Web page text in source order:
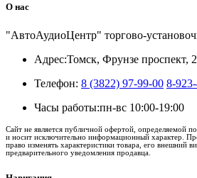
О нас
"АвтоАудиоЦентр" торгово-
Адрес:Томск, Фрунзе проспект,
Телефон: 8 (3822) 97-99-00 8-
Часы работы:пн-вс 10:00-19:00
Сайт не является публичной офертой, определяемой
и носит исключительно информационный характер.
право изменять характеристики товара, его внешний
предварительного уведомления продавца.